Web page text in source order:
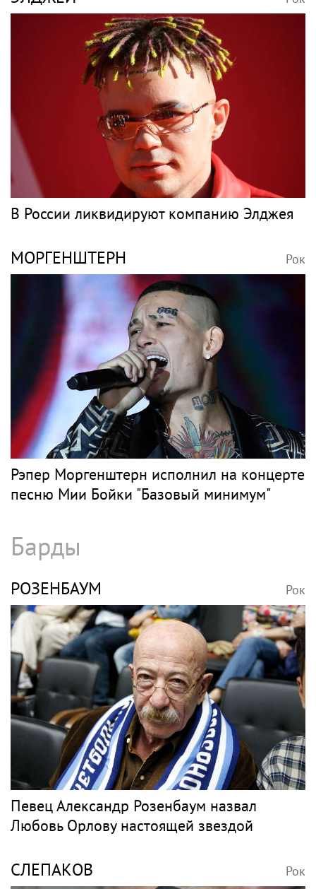
сложилась судьба дочери Алены Апиной,
рожденной вопреки приговору врачей
БУРАНОВСКИЕ БАБУШКИ
«Бурановские бабушки»: триумф на
«Евровидении», исполненная мечта и
череда потерь
Рэп
ЭЛДЖЕЙ Рок
В России ликвидируют компанию Элджея
МОРГЕНШТЕРН Рок